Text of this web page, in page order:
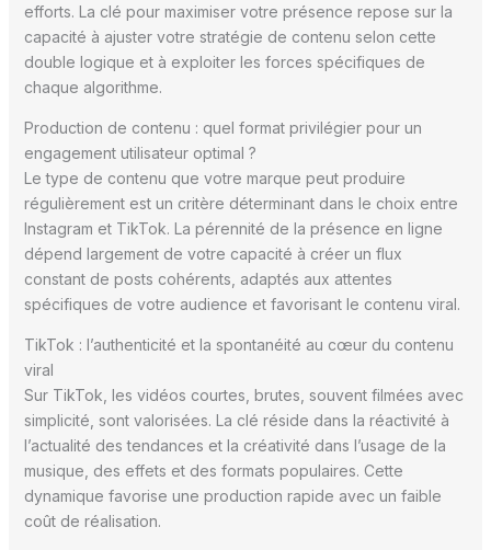
efforts. La clé pour maximiser votre présence repose sur la
capacité à ajuster votre stratégie de contenu selon cette
double logique et à exploiter les forces spécifiques de
chaque algorithme.
Production de contenu : quel format privilégier pour un
engagement utilisateur optimal ?
Le type de contenu que votre marque peut produire
régulièrement est un critère déterminant dans le choix entre
Instagram et TikTok. La pérennité de la présence en ligne
dépend largement de votre capacité à créer un flux
constant de posts cohérents, adaptés aux attentes
spécifiques de votre audience et favorisant le contenu viral.
TikTok : l’authenticité et la spontanéité au cœur du contenu
viral
Sur TikTok, les vidéos courtes, brutes, souvent filmées avec
simplicité, sont valorisées. La clé réside dans la réactivité à
l’actualité des tendances et la créativité dans l’usage de la
musique, des effets et des formats populaires. Cette
dynamique favorise une production rapide avec un faible
coût de réalisation.